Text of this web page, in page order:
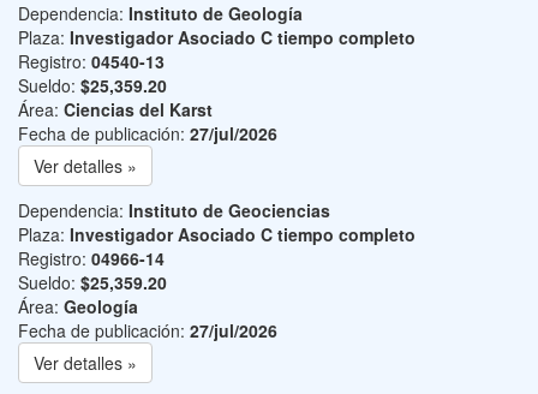
Dependencia: Instituto de Geología
Plaza: Investigador Asociado C tiempo completo
Registro: 04540-13
Sueldo: $25,359.20
Área: Ciencias del Karst
Fecha de publicación: 27/jul/2026
Ver detalles »
Dependencia: Instituto de Geociencias
Plaza: Investigador Asociado C tiempo completo
Registro: 04966-14
Sueldo: $25,359.20
Área: Geología
Fecha de publicación: 27/jul/2026
Ver detalles »